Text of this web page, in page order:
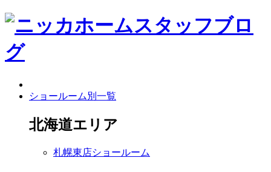
ショールーム別一覧
北海道エリア
札幌東店ショールーム